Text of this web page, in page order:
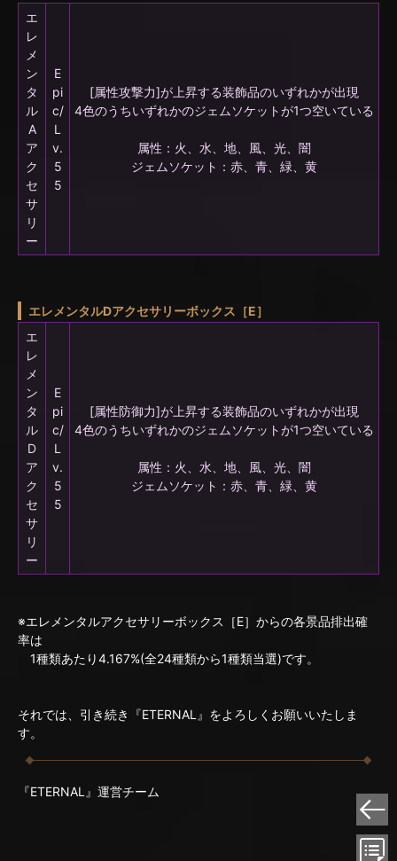
エ
レ
メ
ン
タ
ル
A
ア
ク
セ
サ
リ
ー
E
pi
c/
L
v.
5
5
[属性攻撃力]が上昇する装飾品のいずれかが出現
4色のうちいずれかのジェムソケットが1つ空いている
属性：火、水、地、風、光、闇
ジェムソケット：赤、青、緑、黄
エレメンタルDアクセサリーボックス［E］
エ
レ
メ
ン
タ
ル
D
ア
ク
セ
サ
リ
ー
E
pi
c/
L
v.
5
5
[属性防御力]が上昇する装飾品のいずれかが出現
4色のうちいずれかのジェムソケットが1つ空いている
属性：火、水、地、風、光、闇
ジェムソケット：赤、青、緑、黄
※エレメンタルアクセサリーボックス［E］からの各景品排出確
率は
1種類あたり4.167%(全24種類から1種類当選)です。
それでは、引き続き『ETERNAL』をよろしくお願いいたしま
す。
『ETERNAL』運営チーム